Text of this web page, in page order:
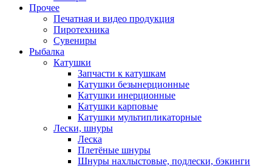
Прочее
Печатная и видео продукция
Пиротехника
Сувениры
Рыбалка
Катушки
Запчасти к катушкам
Катушки безынерционные
Катушки инерционные
Катушки карповые
Катушки мультипликаторные
Лески, шнуры
Леска
Плетёные шнуры
Шнуры нахлыстовые, подлески, бэкинги